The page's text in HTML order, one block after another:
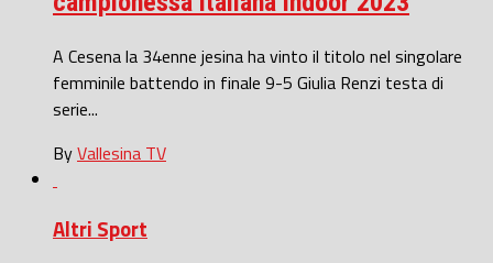
A Cesena la 34enne jesina ha vinto il titolo nel singolare
femminile battendo in finale 9-5 Giulia Renzi testa di
serie...
ByVallesina TV
Altri Sport